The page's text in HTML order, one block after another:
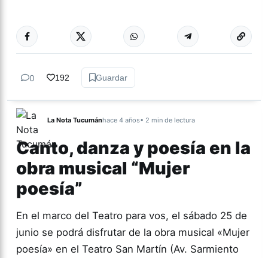
CULTURA Más
0 192 Guardar
La Nota Tucumánhace 4 años• 2 min de lectura
Canto, danza y poesía en la
obra musical “Mujer
poesía”
En el marco del Teatro para vos, el sábado 25 de
junio se podrá disfrutar de la obra musical «Mujer
poesía» en el Teatro San Martín (Av. Sarmiento